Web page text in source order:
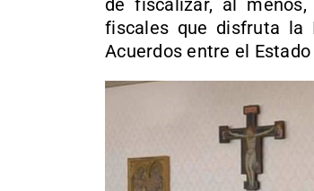
de fiscalizar, al
fiscales que disfruta la
Acuerdos entre el